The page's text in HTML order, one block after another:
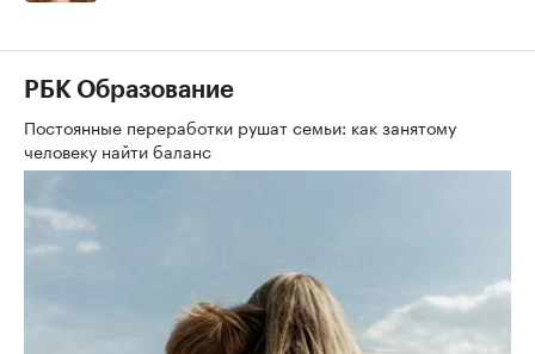
РБК Образование
Постоянные переработки рушат семьи: как занятому
человеку найти баланс